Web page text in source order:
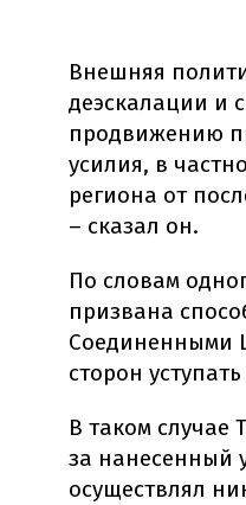
Внешняя
деэскалации и
продвижению
усилия, в
региона от
– сказал он.
По словам
призвана
Соединенными
сторон
В таком случае
за нанесенный
осуществлял